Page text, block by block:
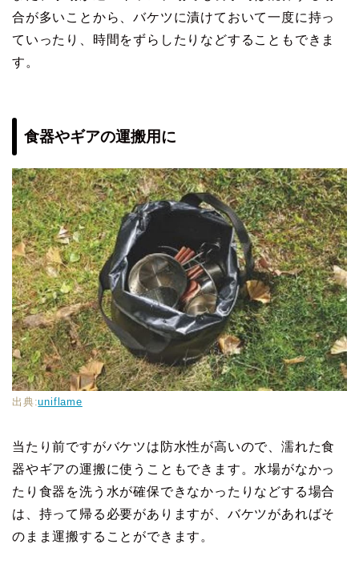
合が多いことから、バケツに漬けておいて一度に持っ
ていったり、時間をずらしたりなどすることもできま
す。
食器やギアの運搬用に
出典:uniflame
当たり前ですがバケツは防水性が高いので、濡れた食
器やギアの運搬に使うこともできます。水場がなかっ
たり食器を洗う水が確保できなかったりなどする場合
は、持って帰る必要がありますが、バケツがあればそ
のまま運搬することができます。